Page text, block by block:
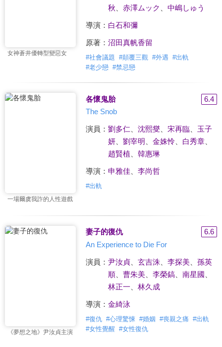
女神蒼井優轉型變惡女
秋
赤澤ムック 中嶋しゅう
導演： 白石和彌
原著： 沼田真帆香留
#社會議題 #顛覆三觀 #外遇 #出軌
#老少戀 #禁忌戀
一場爾虞我詐的人性遊戲
各懷鬼胎
6.4
The Snob
演員： 劉多仁 沈熙燮、 宋再臨、 玉子
妍、 劉宰明 金姝怜、 白秀章、
趙賢植
韓惠琳
導演： 申雅佳 李尚哲
#出軌
《夢想之地》尹汝貞主演
妻子的復仇
6.6
An Experience to Die For
演員： 尹汝貞、 玄吉洙、 李探美、 孫英
順、 曹朱美、 李榮鎬、 南星國
林正一
林久成
導演： 金綺泳
#復仇 #心理驚悚 #婚姻 #喪親之痛 #出軌
#女性覺醒 #女性復仇